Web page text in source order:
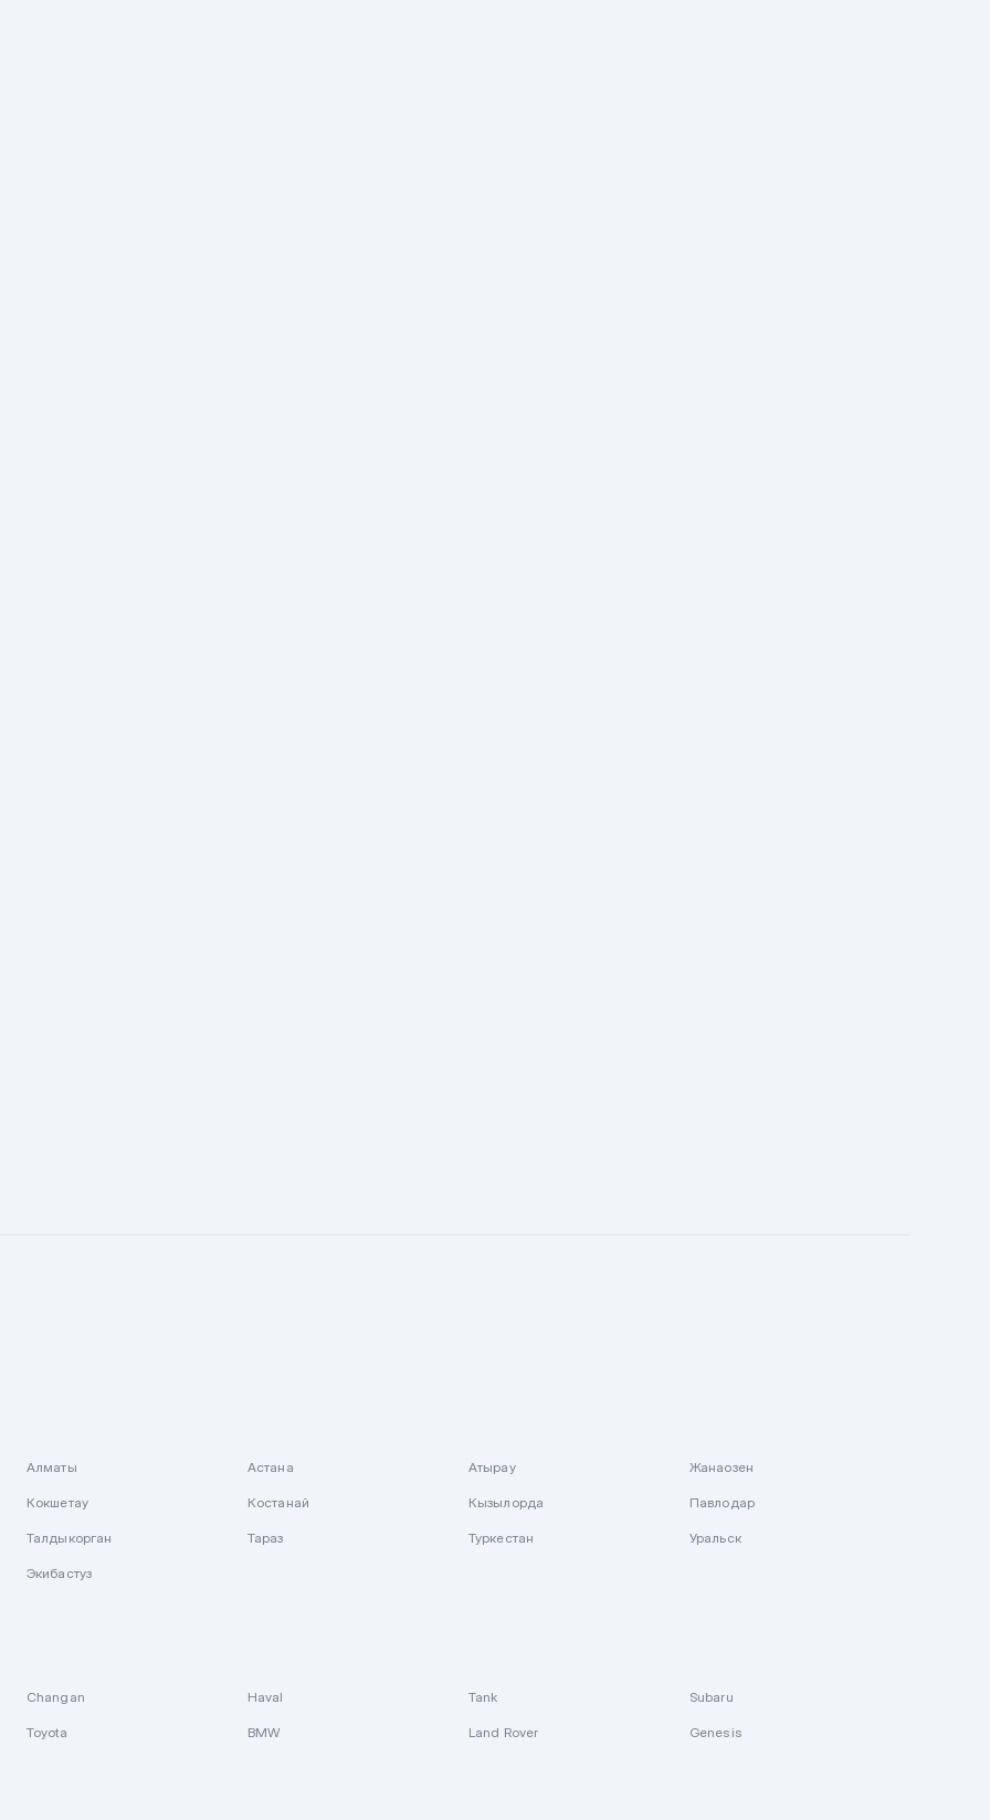
Алматы Астана Атырау Жанаозен
Кокшетау Костанай Кызылорда Павлодар
Талдыкорган Тараз Туркестан Уральск
Экибастуз
Changan Haval Tank Subaru
Toyota BMW Land Rover Genesis